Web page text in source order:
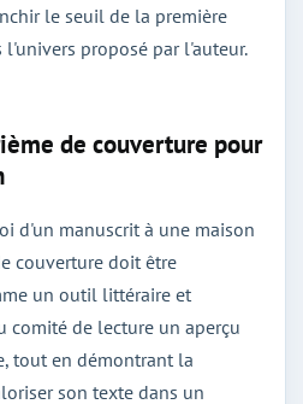
le seuil de la première
l'univers proposé par l'auteur.
de couverture pour
d'un manuscrit à une maison
couverture doit être
un outil littéraire et
comité de lecture un aperçu
tout en démontrant la
son texte dans un